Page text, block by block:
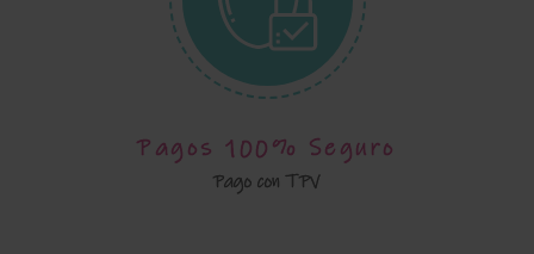
Pagos 100% Seguro
Pago con TPV